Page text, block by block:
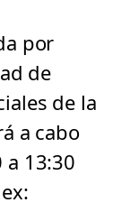
por
de
de la
a cabo
a 13:30